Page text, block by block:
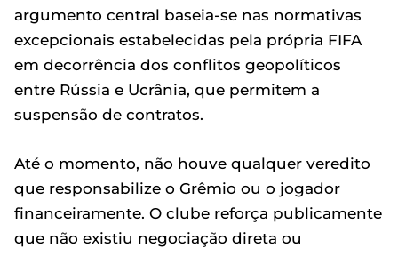
argumento central baseia-se nas normativas
excepcionais estabelecidas pela própria FIFA
em decorrência dos conflitos geopolíticos
entre Rússia e Ucrânia, que permitem a
suspensão de contratos.
Até o momento, não houve qualquer veredito
que responsabilize o Grêmio ou o jogador
financeiramente. O clube reforça publicamente
que não existiu negociação direta ou